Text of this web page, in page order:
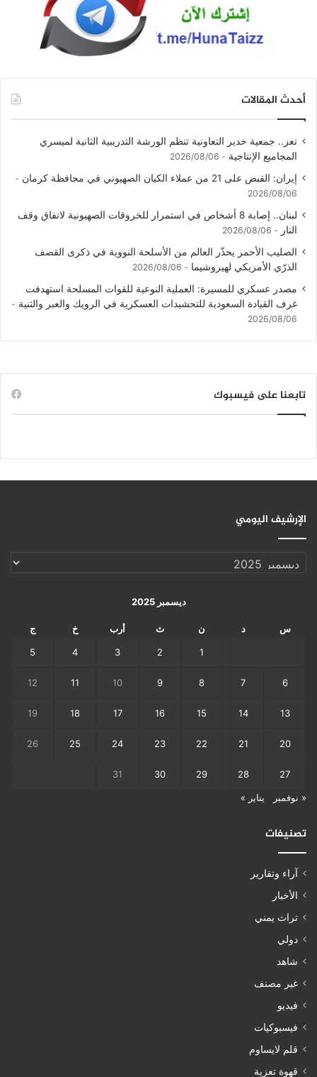
أحدث المقالات
تعز.. جمعية خدير التعاونية تنظم الورشة التدريبية الثانية لميسري
المجاميع الإنتاجية
2026/08/06
إيران: القبض على 21 من عملاء الكيان الصهيوني في محافظة كرمان
2026/08/06
لبنان.. إصابة 8 أشخاص في استمرار للخروقات الصهيونية لاتفاق وقف
النار
2026/08/06
الصليب الأحمر يحذّر العالم من الأسلحة النووية في ذكرى القصف
الذرّي الأمريكي لهيروشيما
2026/08/06
مصدر عسكري للمسيرة: العملية النوعية للقوات المسلحة استهدفت
غرف القيادة السعودية للتحشيدات العسكرية في الرويك والعبر والثنية
2026/08/06
تابعنا على فيسبوك
الإرشيف اليومي
ديسمبر 2025
س د ن ث أرب خ ج
1
2
3
4
5
6
7
8
9
10
11
12
13
14
15
16
17
18
19
20
21
22
23
24
25
26
27
28
29
30
31
« نوفمبر يناير »
تصنيفات
آراء وتقارير
الأخبار
تراث يمني
دولي
شاهد
غير مصنف
فيديو
فيسبوكيات
قلم لايساوم
قهوة تعزية